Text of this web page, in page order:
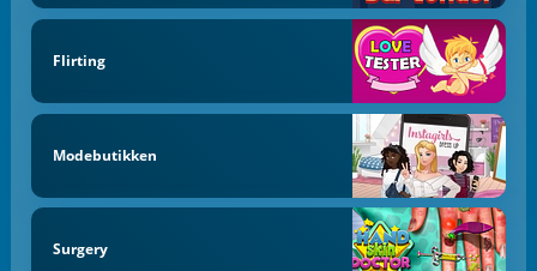
Flirting
Modebutikken
Surgery